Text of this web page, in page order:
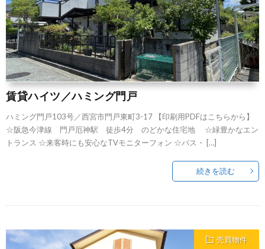
賃貸ハイツ／ハミング門戸
ハミング門戸103号／西宮市門戸東町3-17 【印刷用PDFはこちらから】
☆阪急今津線 門戸厄神駅 徒歩4分 のどかな住宅地 ☆緑豊かなエン
トランス ☆来客時にも安心なTVモニターフォン ☆バス・ […]
続きを読む
売買物件